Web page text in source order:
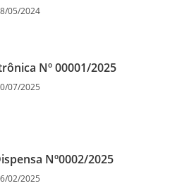
05/2024
Nº 00001/2025
07/2025
Nº0002/2025
02/2025